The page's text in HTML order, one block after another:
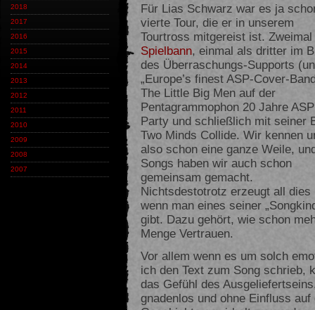
2018
2017
2016
2015
2014
2013
2012
2011
2010
2009
2008
2007
Für Lias Schwarz war es ja
vierte Tour, die er in unserem
Tourtross mitgereist ist.
Spielbann, einmal als dritter im
des Überraschungs-Supports
„Europe’s finest ASP-Cover-
The Little Big Men auf der
Pentagrammophon 20 Jahre ASP
Party und schließlich mit seiner
Two Minds Collide. Wir kennen
also schon eine ganze Weile,
Songs haben wir auch schon
gemeinsam gemacht.
Nichtsdestotrotz erzeugt all
wenn man eines seiner
gibt. Dazu gehört, wie schon
Menge Vertrauen.
Vor allem wenn es um solch
ich den Text zum Song schrieb,
das Gefühl des
gnadenlos und ohne Einfluss